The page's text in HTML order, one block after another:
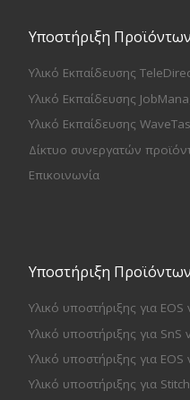
Υποστήριξη
Υλικό Εκπαίδευσης
Υλικό Εκπαίδευσης
Υλικό Εκπαίδευσης
Δίκτυο συνεργατών
Επικοινωνία
Υποστήριξη
Υλικό υποστήριξης για EOS
Υλικό υποστήριξης για SnS
Υλικό υποστήριξης για EOS
Υλικό υποστήριξης για